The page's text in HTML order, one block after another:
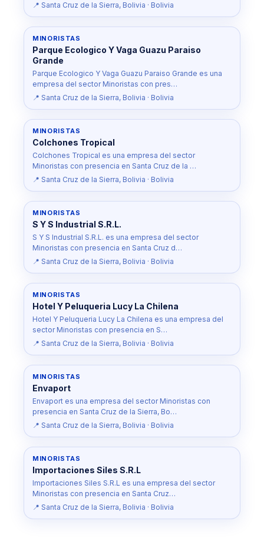
📍 Santa Cruz de la Sierra, Bolivia · Bolivia
MINORISTAS
Parque Ecologico Y Vaga Guazu Paraiso
Grande
Parque Ecologico Y Vaga Guazu Paraiso Grande es una
empresa del sector Minoristas con pres…
📍 Santa Cruz de la Sierra, Bolivia · Bolivia
MINORISTAS
Colchones Tropical
Colchones Tropical es una empresa del sector
Minoristas con presencia en Santa Cruz de la …
📍 Santa Cruz de la Sierra, Bolivia · Bolivia
MINORISTAS
S Y S Industrial S.R.L.
S Y S Industrial S.R.L. es una empresa del sector
Minoristas con presencia en Santa Cruz d…
📍 Santa Cruz de la Sierra, Bolivia · Bolivia
MINORISTAS
Hotel Y Peluqueria Lucy La Chilena
Hotel Y Peluqueria Lucy La Chilena es una empresa del
sector Minoristas con presencia en S…
📍 Santa Cruz de la Sierra, Bolivia · Bolivia
MINORISTAS
Envaport
Envaport es una empresa del sector Minoristas con
presencia en Santa Cruz de la Sierra, Bo…
📍 Santa Cruz de la Sierra, Bolivia · Bolivia
MINORISTAS
Importaciones Siles S.R.L
Importaciones Siles S.R.L es una empresa del sector
Minoristas con presencia en Santa Cruz…
📍 Santa Cruz de la Sierra, Bolivia · Bolivia